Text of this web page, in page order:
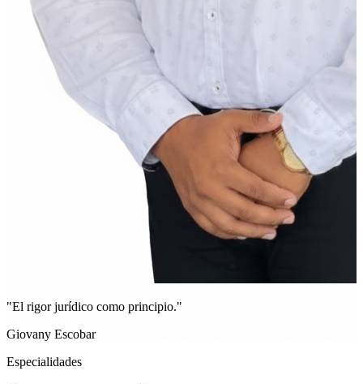
"El rigor jurídico como principio."
Giovany Escobar
Especialidades